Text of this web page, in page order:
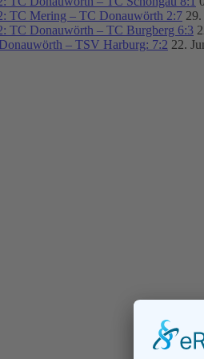
TC Mering – TC Donauwörth 2:7
TC Donauwörth – TC Burgberg 6:3
– TSV Harburg: 7:2 22.